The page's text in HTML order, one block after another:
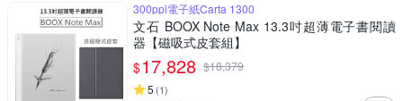
300ppi電子紙Carta 1300
文石 BOOX Note Max 13.3吋超薄電子書閱讀
器【磁吸式皮套組】
$17,828 $18,379
5 (1)